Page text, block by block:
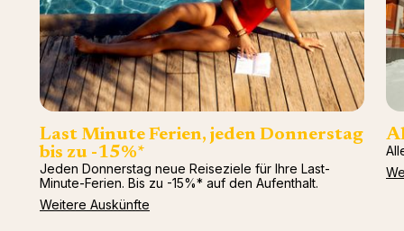
Last Minute Ferien, jeden Donnerstag
bis zu -15%*
Jeden Donnerstag neue Reiseziele für Ihre Last-
Minute-Ferien. Bis zu -15%* auf den Aufenthalt.
Weitere Auskünfte